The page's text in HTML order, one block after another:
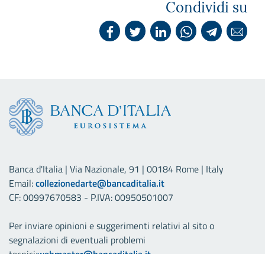
Condividi su
Banca d'Italia | Via Nazionale, 91 | 00184 Rome | Italy
Email:collezionedarte@bancaditalia.it
CF: 00997670583 - P.IVA: 00950501007
Per inviare opinioni e suggerimenti relativi al sito o
segnalazioni di eventuali problemi